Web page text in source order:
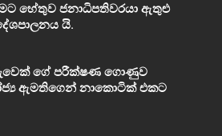
හේතුව ජනාධිපතිවරයා ඇතුළු
යි.
ගේ පරීක්ෂණ ගොණුව
ඇමතිගෙන් නාකොටික් එකට